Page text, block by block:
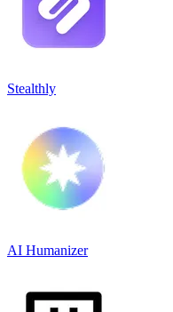
Stealthly
AI Humanizer